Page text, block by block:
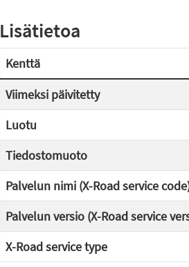
Lisätietoa
Kenttä
Viimeksi päivitetty
Luotu
Tiedostomuoto
Palvelun nimi (X-Road service
Palvelun versio (X-Road service
X-Road service type